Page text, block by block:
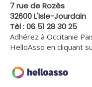
7 rue de Rozès
32600 L'Isle-Jourdain
Tèl : 06 51 28 30 25
Adhérez à Occitanie
HelloAsso en cliquant